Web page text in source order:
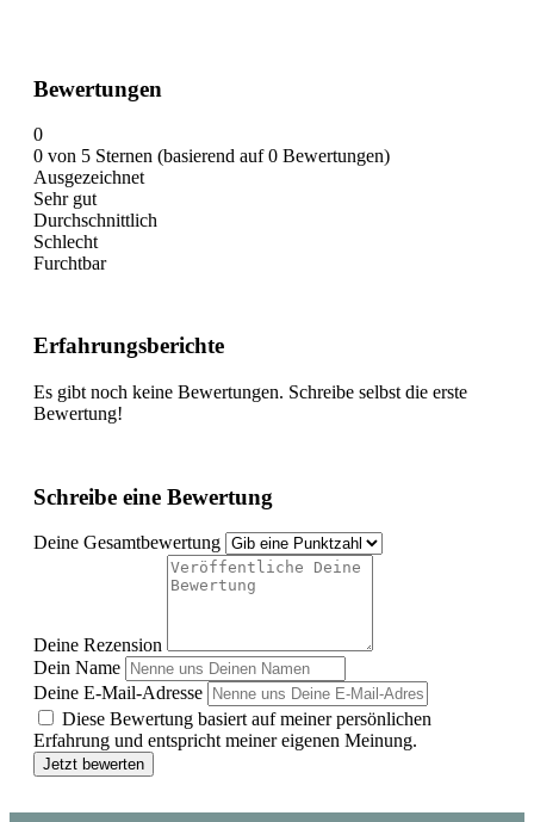
Bewertungen
0
0 von 5 Sternen (basierend auf 0 Bewertungen)
Ausgezeichnet
Sehr gut
Durchschnittlich
Schlecht
Furchtbar
Erfahrungsberichte
Es gibt noch keine Bewertungen. Schreibe selbst die erste
Bewertung!
Schreibe eine Bewertung
Deine Gesamtbewertung
Deine Rezension
Dein Name
Deine E-Mail-Adresse
Diese Bewertung basiert auf meiner persönlichen
Erfahrung und entspricht meiner eigenen Meinung.
Jetzt bewerten